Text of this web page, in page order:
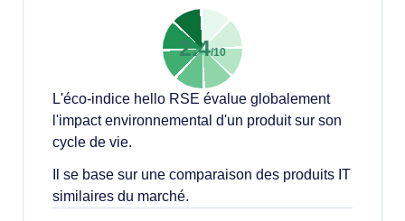
2.4/10
L'éco-indice hello RSE évalue globalement
l'impact environnemental d'un produit sur son
cycle de vie.
Il se base sur une comparaison des produits IT
similaires du marché.